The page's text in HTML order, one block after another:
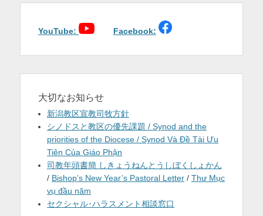
ョ
YouTube: Facebook:
大切なお知らせ
新潟教区宣教司牧方針
シノドスと教区の優先課題 / Synod and the
priorities of the Diocese / Synod Và Đề Tài Ưu
Tiên Của Giáo Phận
司教年頭書簡 しきょうねんとうしぼくしょかん
/ Bishop’s New Year’s Pastoral Letter / Thư Mục
vụ đầu năm
セクシャル･ハラスメント相談窓口